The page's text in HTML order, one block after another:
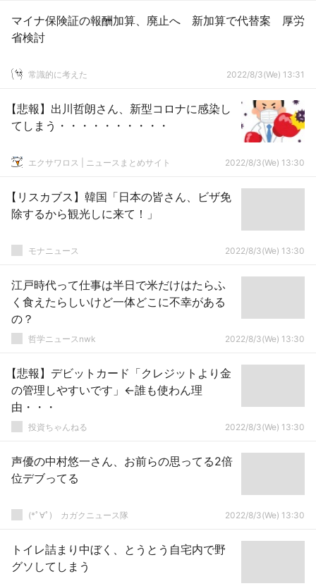
マイナ保険証の報酬加算、廃止へ 新加算で代替案 厚労
省検討
常識的に考えた 2022/8/3(We) 13:31
【悲報】出川哲朗さん、新型コロナに感染し
てしまう・・・・・・・・・・
エクサワロス | ニュースまとめサイト 2022/8/3(We) 13:30
【リスカブス】韓国「日本の皆さん、ビザ免
除するから観光しに来て！」
モナニュース 2022/8/3(We) 13:30
江戸時代って仕事は半日で米だけはたらふ
く食えたらしいけど一体どこに不幸がある
の？
哲学ニュースnwk 2022/8/3(We) 13:30
【悲報】デビットカード「クレジットより金
の管理しやすいです」←誰も使わん理
由・・・
投資ちゃんねる 2022/8/3(We) 13:30
声優の中村悠一さん、お前らの思ってる2倍
位デブってる
(*ﾟ∀ﾟ)ゞカガクニュース隊 2022/8/3(We) 13:30
トイレ詰まり中ぼく、とうとう自宅内で野
グソしてしまう